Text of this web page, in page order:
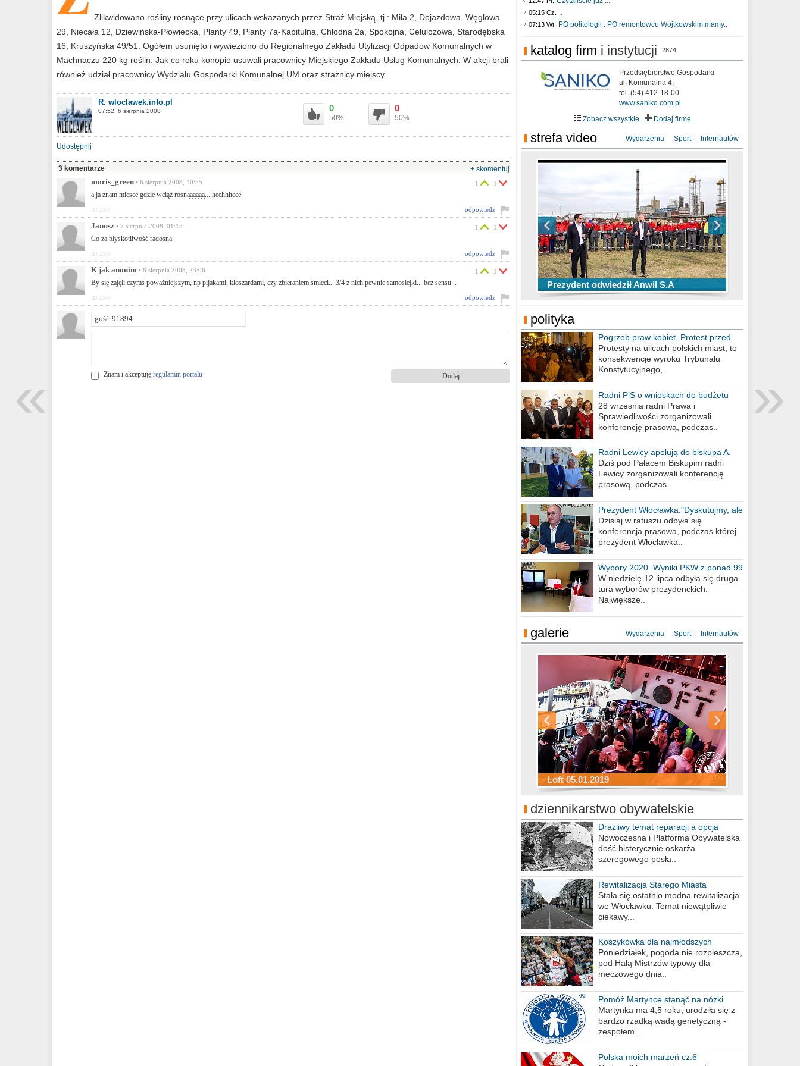
Zlikwidowano rośliny rosnące przy ulicach wskazanych przez Straż Miejską, tj.: Miła 2, Dojazdowa, Węglowa
29, Niecała 12, Dziewińska-Płowiecka, Planty 49, Planty 7a-Kapitulna, Chłodna 2a, Spokojna, Celulozowa, Starodębska
16, Kruszyńska 49/51. Ogółem usunięto i wywieziono do Regionalnego Zakładu Utylizacji Odpadów Komunalnych w
Machnaczu 220 kg roślin. Jak co roku konopie usuwali pracownicy Miejskiego Zakładu Usług Komunalnych. W akcji brali
również udział pracownicy Wydziału Gospodarki Komunalnej UM oraz strażnicy miejscy.
R. wloclawek.info.pl
07:52, 6 sierpnia 2008 0
50%
0
50%
Udostępnij
3 komentarze
+ skomentuj
moris_green • 6 sierpnia 2008, 10:55
a ja znam miesce gdzie wciąż rosnąąąąąą....heehhheee
1 1
odpowiedz
ID:2070
Janusz • 7 sierpnia 2008, 01:15
Co za błyskotliwość radosna.
1 1
odpowiedz
ID:2079
K jak anonim • 8 sierpnia 2008, 23:06
By się zajęli czymś poważniejszym, np pijakami, kloszardami, czy zbieraniem śmieci... 3/4 z nich pewnie samosiejki... bez sensu...
1 1
odpowiedz
ID:2099
Znam i akceptuję regulamin portalu
05:15 Cz. ..
07:13 Wt. PO politologii . PO remontowcu Wojtkowskim mamy..
katalog firm i instytucji 2874
Przedsiębiorstwo Gospodarki
ul. Komunalna 4,
tel. (54) 412-18-00
www.saniko.com.pl
Zobacz wszystkie
Dodaj firmę
strefa video Wydarzenia Sport Internautów
Prezydent odwiedził Anwil S.A
TOP 10 przechwytów Anwilu Włocławek
w EBL w sezonie 2019/2020
TOP 5 rzutów Anwilu Włocławek w BCL
w sezonie 2019/2020
Ni To Ponk - W oczach mamy strach
sixf33t .Last Year DRONE FOOTAGE
Włocławek
XXIII Sesja Rady Miasta Włocławek VIII
kadencji w dniu 09.06.2020 r.
polityka
Pogrzeb praw kobiet. Protest przed
biurem poselskim PiS
Protesty na ulicach polskich miast, to
konsekwencje wyroku Trybunału
Konstytucyjnego,..
Radni PiS o wnioskach do budżetu
miasta na 2021 rok
28 września radni Prawa i
Sprawiedliwości zorganizowali
konferencję prasową, podczas..
Radni Lewicy apelują do biskupa A.
Wiesława Meringa
Dziś pod Pałacem Biskupim radni
Lewicy zorganizowali konferencję
prasową, podczas..
Prezydent Włocławka:"Dyskutujmy, ale
nie obrażajmy się”
Dzisiaj w ratuszu odbyła się
konferencja prasowa, podczas której
prezydent Włocławka..
Wybory 2020. Wyniki PKW z ponad 99
procent obwodów
W niedzielę 12 lipca odbyła się druga
tura wyborów prezydenckich.
Największe..
galerie Wydarzenia Sport Internautów
Loft 05.01.2019
Sylwester Podgrodzie 31.12.2018
Sylwester Pensjonat Michelin 31.12.2018
Sylwester Hotel Młyn 31.12.2018
Sylwester Miejski 31.12.2018
Sylwester Loft 31.12.2018
dziennikarstwo obywatelskie
Drażliwy temat reparacji a opcja
berlińska
Nowoczesna i Platforma Obywatelska
dość histerycznie oskarża
szeregowego posła..
Rewitalizacja Starego Miasta
Stała się ostatnio modna rewitalizacja
we Włocławku. Temat niewątpliwie
ciekawy...
Koszykówka dla najmłodszych
Poniedziałek, pogoda nie rozpieszcza,
pod Halą Mistrzów typowy dla
meczowego dnia..
Pomóż Martynce stanąć na nóżki
Martynka ma 4,5 roku, urodziła się z
bardzo rzadką wadą genetyczną -
zespołem..
Polska moich marzeń cz.6
»
«